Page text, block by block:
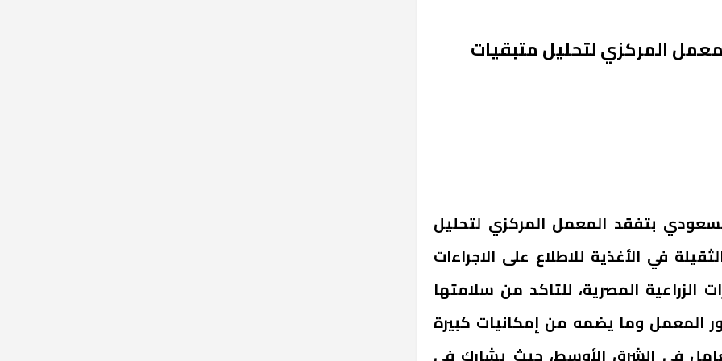
المركزي لتحليل متبقيات
بتفقد المعمل المركزي لتحليل
في الأغذية للاطلاع على الاجراءات
الزراعية المصرية، للتاكد من سلامتها
المعمل وما يضمه من إمكانيات كبيرة